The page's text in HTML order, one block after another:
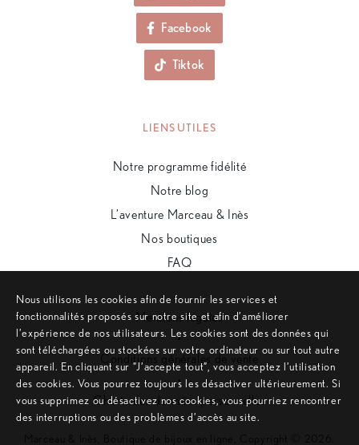
Facebook
Tiktok
LIENS UTILES
Notre programme fidélité
Notre blog
L’aventure Marceau & Inès
Nos boutiques
FAQ
Mentions légales
•
Conditions générales de vente
•
Charte des données personnelles
Nous utilisons les cookies afin de fournir les services et
fonctionnalités proposés sur notre site et afin d’améliorer
l’expérience de nos utilisateurs. Les cookies sont des données qui
sont téléchargées ou stockées sur votre ordinateur ou sur tout autre
appareil. En cliquant sur ”J’accepte tout”, vous acceptez l’utilisation
des cookies. Vous pourrez toujours les désactiver ultérieurement. Si
vous supprimez ou désactivez nos cookies, vous pourriez rencontrer
des interruptions ou des problèmes d’accès au site.